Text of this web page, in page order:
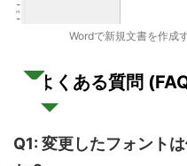
Wordで新規文書を作成
よくある質問
Q1: 変更したフォント